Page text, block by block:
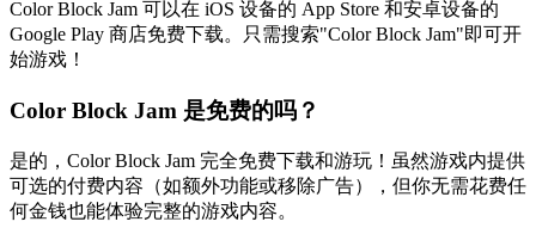
Color Block Jam 可以在 iOS 设备的 App Store 和安卓设备的
Google Play 商店免费下载。只需搜索"Color Block Jam"即可开
始游戏！
Color Block Jam 是免费的吗？
是的，Color Block Jam 完全免费下载和游玩！虽然游戏内提供
可选的付费内容（如额外功能或移除广告），但你无需花费任
何金钱也能体验完整的游戏内容。